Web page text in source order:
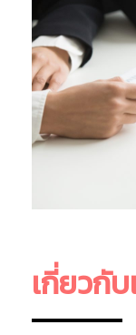
เกี่ยวกับ